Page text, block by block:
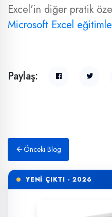
Excel'in diğer pratik
Microsoft Excel
Paylaş:
Önceki Blog
YENİ ÇIKTI · 2026